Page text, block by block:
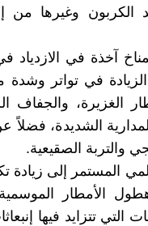
وغيرها من
آخذة في الازدياد
في تواتر وشدة
الغزيرة، والجفاف
الشديدة، فضلاً
والتربة الصقيعية.
المستمر إلى زيادة
الأمطار
التي تتزايد فيها